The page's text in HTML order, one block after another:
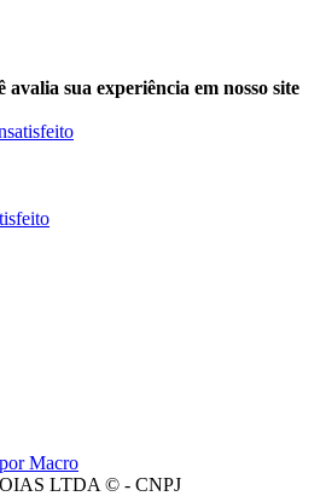
sua experiência em nosso site
por Macro
LTDA © - CNPJ